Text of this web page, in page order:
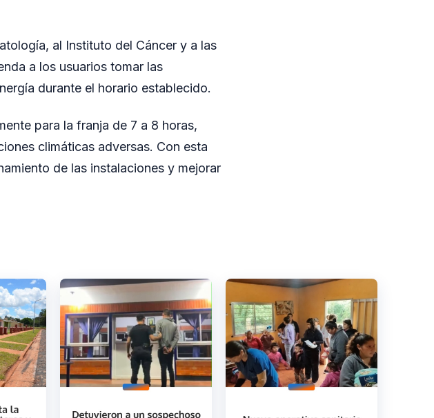
al Instituto del Cáncer y a las
a los usuarios tomar las
durante el horario establecido.
para la franja de 7 a 8 horas,
climáticas adversas. Con esta
de las instalaciones y mejorar